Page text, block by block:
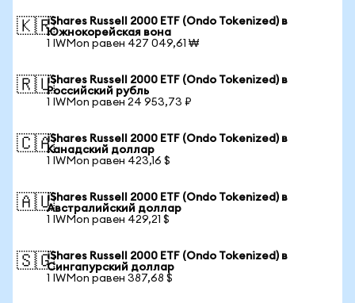
🇰🇷iShares Russell 2000 ETF (Ondo Tokenized) в
Южнокорейская вона
1 IWMon равен 427 049,61 ₩
🇷🇺iShares Russell 2000 ETF (Ondo Tokenized) в
Российский рубль
1 IWMon равен 24 953,73 ₽
🇨🇦iShares Russell 2000 ETF (Ondo Tokenized) в
Канадский доллар
1 IWMon равен 423,16 $
🇦🇺iShares Russell 2000 ETF (Ondo Tokenized) в
Австралийский доллар
1 IWMon равен 429,21 $
🇸🇬iShares Russell 2000 ETF (Ondo Tokenized) в
Сингапурский доллар
1 IWMon равен 387,68 $